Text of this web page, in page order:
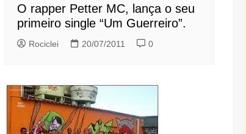
O rapper Petter MC, lança o seu
primeiro single “Um Guerreiro”.
Rociclei 20/07/2011 0